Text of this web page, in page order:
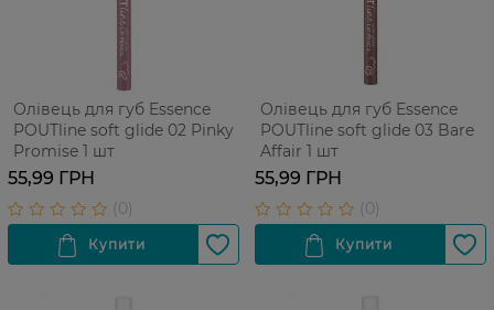
Олівець для губ Essence
POUTline soft glide 02 Pinky
Promise 1 шт
55,99 ГРН
Олівець для губ Essence
POUTline soft glide 03 Bare
Affair 1 шт
55,99 ГРН